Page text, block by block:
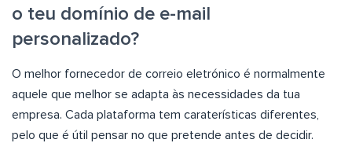
o teu domínio de e-mail
personalizado?
O melhor fornecedor de correio eletrónico é normalmente
aquele que melhor se adapta às necessidades da tua
empresa. Cada plataforma tem caraterísticas diferentes,
pelo que é útil pensar no que pretende antes de decidir.